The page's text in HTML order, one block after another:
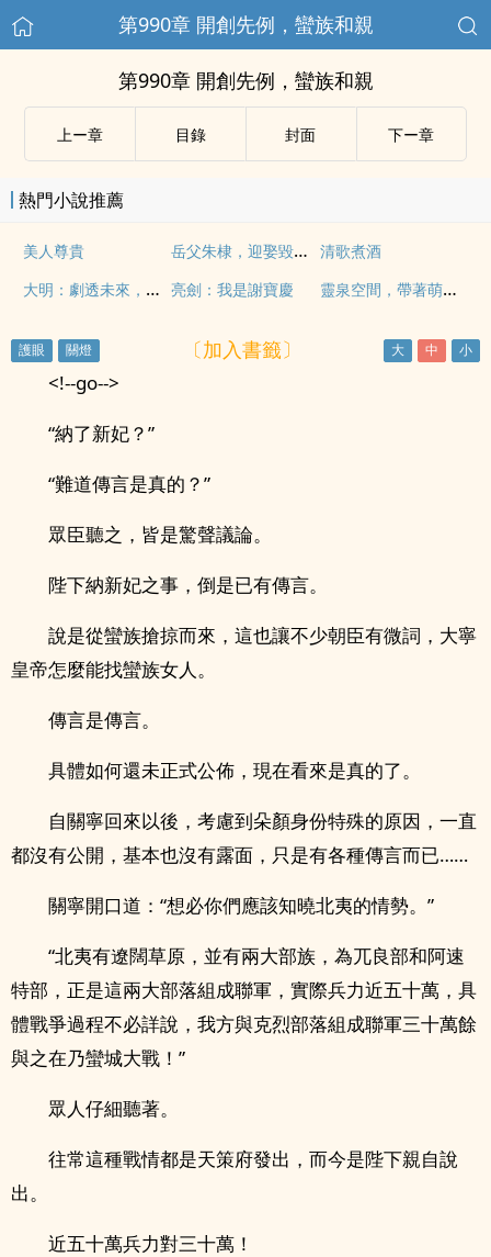
第990章 開創先例，蠻族和親
第990章 開創先例，蠻族和親
上ー章 目錄 封面 下ー章
熱門小說推薦
美人尊貴 岳父朱棣，迎娶毀容郡主我樂麻了 清歌煮酒
大明：劇透未來，朱元璋崩潰了 亮劍：我是謝寶慶 靈泉空間，帶著萌寶去種田
〔加入書籤〕
<!--go-->
“納了新妃？”
“難道傳言是真的？”
眾臣聽之，皆是驚聲議論。
陛下納新妃之事，倒是已有傳言。
說是從蠻族搶掠而來，這也讓不少朝臣有微詞，大寧
皇帝怎麼能找蠻族女人。
傳言是傳言。
具體如何還未正式公佈，現在看來是真的了。
自關寧回來以後，考慮到朵顏身份特殊的原因，一直
都沒有公開，基本也沒有露面，只是有各種傳言而已……
關寧開口道：“想必你們應該知曉北夷的情勢。”
“北夷有遼闊草原，並有兩大部族，為兀良部和阿速
特部，正是這兩大部落組成聯軍，實際兵力近五十萬，具
體戰爭過程不必詳說，我方與克烈部落組成聯軍三十萬餘
與之在乃蠻城大戰！”
眾人仔細聽著。
往常這種戰情都是天策府發出，而今是陛下親自說
出。
近五十萬兵力對三十萬！